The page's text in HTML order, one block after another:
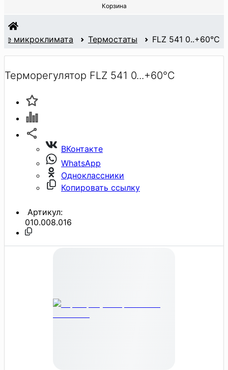
Корзина
микроклимата Термостаты FLZ 541 0..+60°C
Терморегулятор FLZ 541 0...+60°C
ВКонтакте
WhatsApp
Одноклассники
Копировать ссылку
Артикул:
010.008.016